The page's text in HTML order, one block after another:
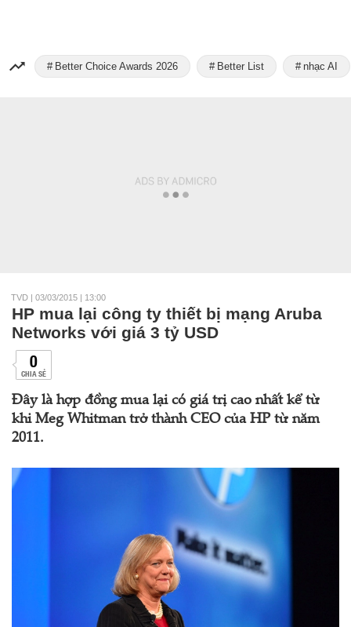
Better Choice Awards 2026 Better List nhạc AI
TVD | 03/03/2015 | 13:00
HP mua lại công ty thiết bị mạng Aruba
Networks với giá 3 tỷ USD
0
CHIA SẺ
Đây là hợp đồng mua lại có giá trị cao nhất kể từ
khi Meg Whitman trở thành CEO của HP từ năm
2011.